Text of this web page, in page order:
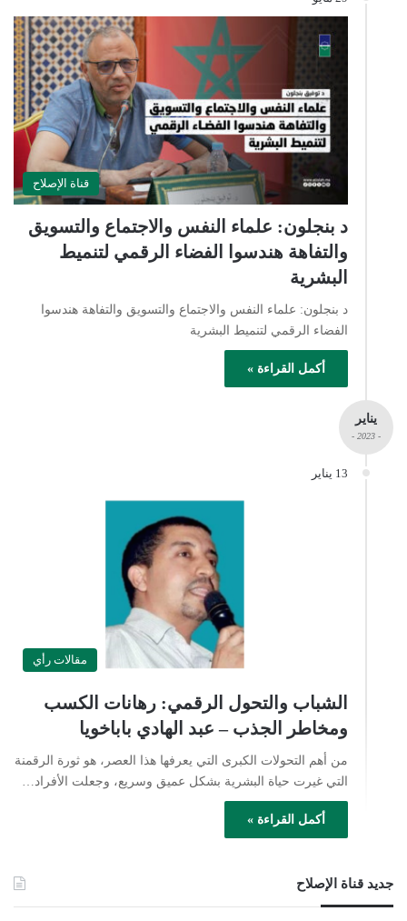
قناة الإصلاح
د بنجلون: علماء النفس والاجتماع والتسويق
والتفاهة هندسوا الفضاء الرقمي لتنميط
البشرية
د بنجلون: علماء النفس والاجتماع والتسويق والتفاهة هندسوا
الفضاء الرقمي لتنميط البشرية
أكمل القراءة »
يناير
- 2023 -
13 يناير
مقالات رأي
الشباب والتحول الرقمي: رهانات الكسب
ومخاطر الجذب – عبد الهادي باباخويا
من أهم التحولات الكبرى التي يعرفها هذا العصر، هو ثورة الرقمنة
التي غيرت حياة البشرية بشكل عميق وسريع، وجعلت الأفراد…
أكمل القراءة »
جديد قناة الإصلاح